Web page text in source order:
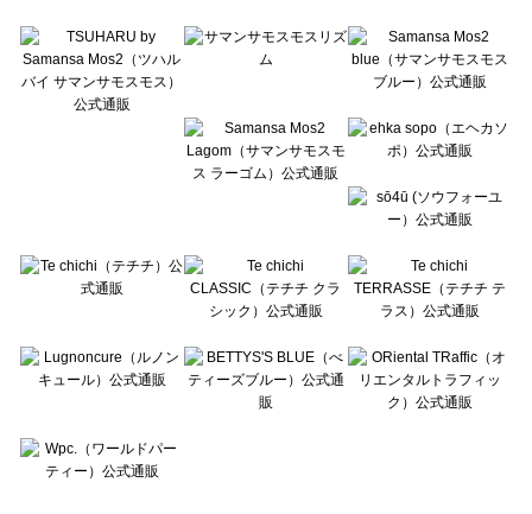
Lugnoncure（ルノンキュール）の一覧
BETTY'S BLUE（べティーズブルー）の一覧
Wpc.（ワールドパーティー）の一覧